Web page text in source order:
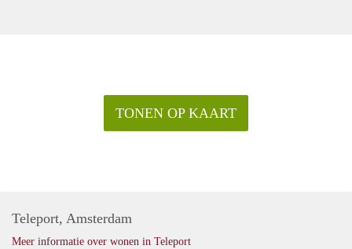
TONEN OP KAART
Teleport, Amsterdam
Meer informatie over wonen in Teleport